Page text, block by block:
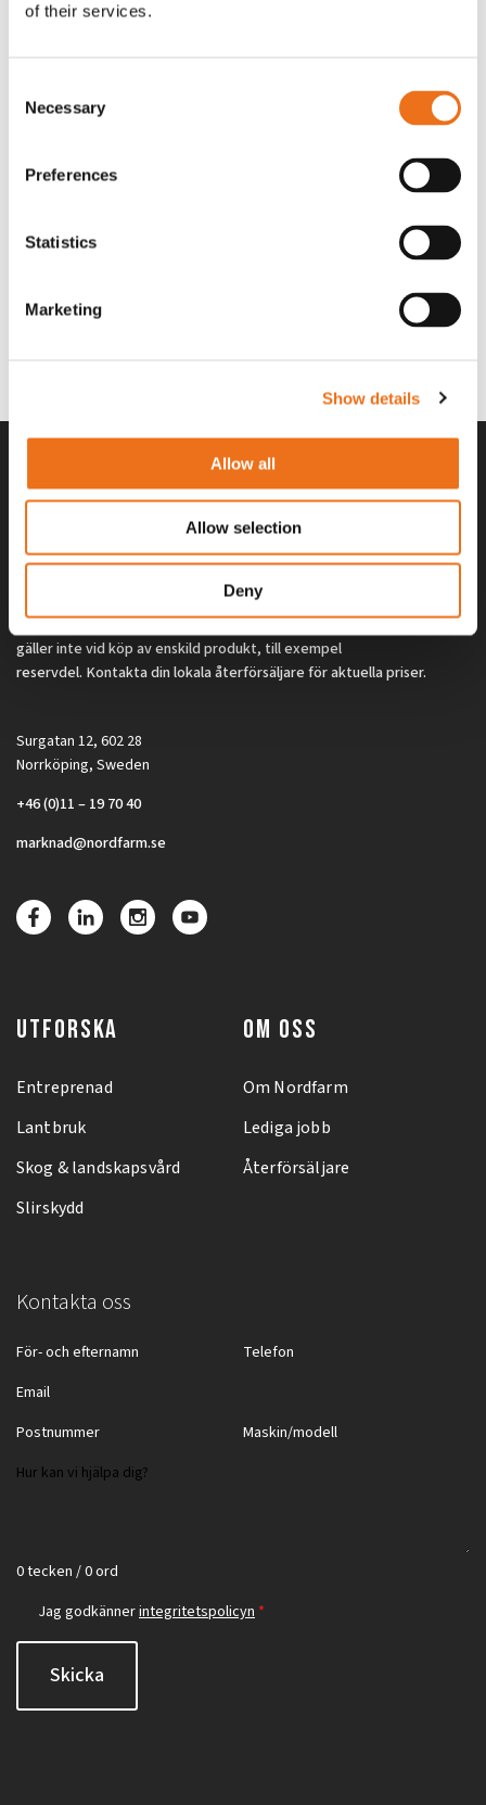
of their services.
Selection
Necessary
Preferences
Statistics
Marketing
Show details
Allow all
Allow selection
Deny
finger spakställ
Alla priser på tillbehör och tillval gäller vid köp av ny maskin. Priserna
gäller inte vid köp av enskild produkt, till exempel
reservdel. Kontakta din lokala återförsäljare för aktuella priser.
Surgatan 12, 602 28
Norrköping, Sweden
+46 (0)11 – 19 70 40
marknad@nordfarm.se
UTFORSKA
Entreprenad
Lantbruk
Skog & landskapsvård
Slirskydd
OM OSS
Om Nordfarm
Lediga jobb
Återförsäljare
Kontakta oss
0 tecken / 0 ord
Jag godkännerintegritetspolicyn *
Skicka